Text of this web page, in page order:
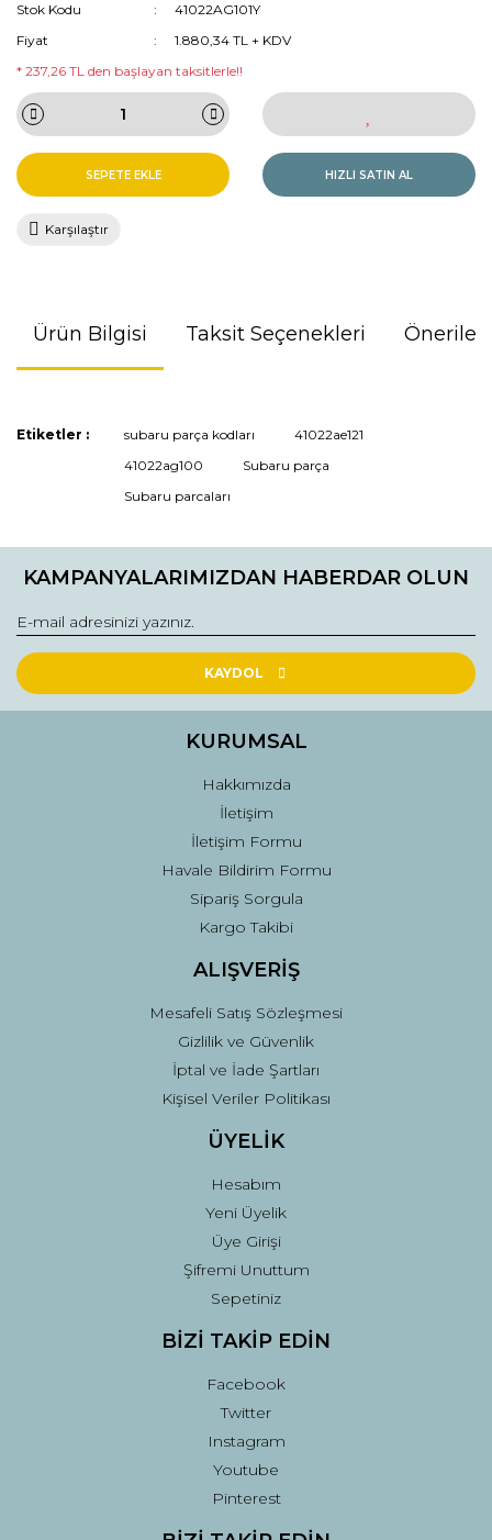
Stok Kodu
41022AG101Y
Fiyat
1.880,34 TL + KDV
* 237,26 TL den başlayan taksitlerle!!
SEPETE EKLE HIZLI SATIN AL
Karşılaştır
Ürün Bilgisi Taksit Seçenekleri
Bu ürünün fiyat bilgisi, resim, ürün açıklamalarında ve diğer
kullanarak tarafımıza iletebilirsiniz.
Görüş ve önerileriniz için teşekkür ederiz.
Ürün resmi kalitesiz, bozuk veya görüntülenemiyor.
Ürün açıklamasında eksik bilgiler bulunuyor.
Ürün fiyatı diğer sitelerden daha pahalı.
Bu ürüne benzer farklı alternatifler olmalı.
Gönder
Etiketler : subaru parça kodları
41022ae121
41022ag100
Subaru parça
Subaru parcaları
KAMPANYALARIMIZDAN HABERDAR OLUN
KAYDOL
KURUMSAL
Hakkımızda
İletişim
İletişim Formu
Havale Bildirim Formu
Sipariş Sorgula
Kargo Takibi
ALIŞVERİŞ
Mesafeli Satış Sözleşmesi
Gizlilik ve Güvenlik
İptal ve İade Şartları
Kişisel Veriler Politikası
ÜYELİK
Hesabım
Yeni Üyelik
Üye Girişi
Şifremi Unuttum
Sepetiniz
BİZİ TAKİP EDİN
Facebook
Twitter
Instagram
Youtube
Pinterest